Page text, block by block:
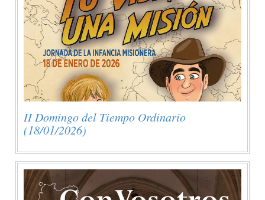
II Domingo del Tiempo Ordinario
(18/01/2026)